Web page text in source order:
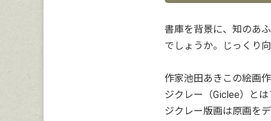
書庫を背景に、知のあ
でしょうか。じっくり
作家池田あきこの絵画
ジクレー（Giclee）と
ジクレー版画は原画を